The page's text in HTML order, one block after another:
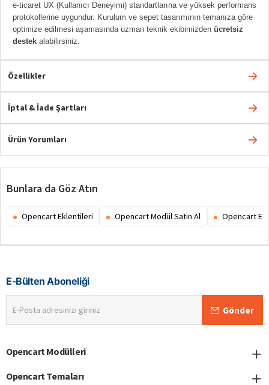
e-ticaret UX (Kullanıcı Deneyimi) standartlarına ve yüksek performans
protokollerine uygundur. Kurulum ve sepet tasarımının temanıza göre
optimize edilmesi aşamasında uzman teknik ekibimizden ücretsiz
destek alabilirsiniz.
Özellikler
İptal & İade Şartları
Ürün Yorumları
Bunlara da Göz Atın
Opencart Eklentileri Opencart Modül Satın Al Opencart
E-Bülten Aboneliği
Posta
adresinizi
Gönder
Opencart Modülleri
Opencart Temaları